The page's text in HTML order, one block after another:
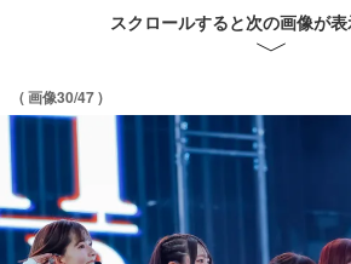
スクロールすると次の画像が
( 画像30/47 )